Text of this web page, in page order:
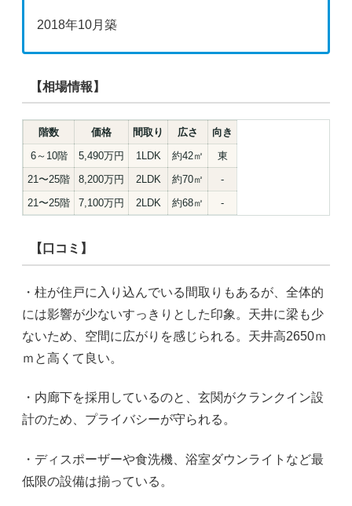
2018年10月築
【相場情報】
階数 価格 間取り 広さ
向き
6～10階
5,490万円 1LDK 約42㎡
東
21〜25階
8,200万円 2LDK 約70㎡
-
21〜25階
7,100万円 2LDK 約68㎡ -
【口コミ】
・柱が住戸に入り込んでいる間取りもあるが、全体的
には影響が少ないすっきりとした印象。天井に梁も少
ないため、空間に広がりを感じられる。天井高2650ｍ
ｍと高くて良い。
・内廊下を採用しているのと、玄関がクランクイン設
計のため、プライバシーが守られる。
・ディスポーザーや食洗機、浴室ダウンライトなど最
低限の設備は揃っている。